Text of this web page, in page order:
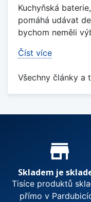
Kuchyňská
pomáhá udávat
bychom neměli
Číst více
Všechny články a
Proč nakupovat
store_mall_directory
Skladem je
Tisíce produktů
přímo v